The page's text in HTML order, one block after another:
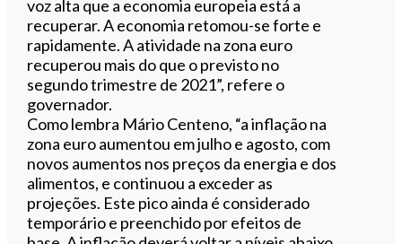
voz alta que a economia europeia está a
recuperar. A economia retomou-se forte e
rapidamente. A atividade na zona euro
recuperou mais do que o previsto no
segundo trimestre de 2021”, refere o
governador.
Como lembra Mário Centeno, “a inflação na
zona euro aumentou em julho e agosto, com
novos aumentos nos preços da energia e dos
alimentos, e continuou a exceder as
projeções. Este pico ainda é considerado
temporário e preenchido por efeitos de